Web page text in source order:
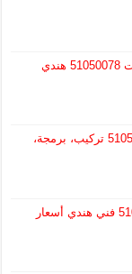
فني تركيب سماعات سقف الكويت 51050078 هندي
فني شبكات إنترنت الكويت 51050078 تركيب، برمجة،
انتركم باناسونيك الكويت 51050078 فني هندي أسعار